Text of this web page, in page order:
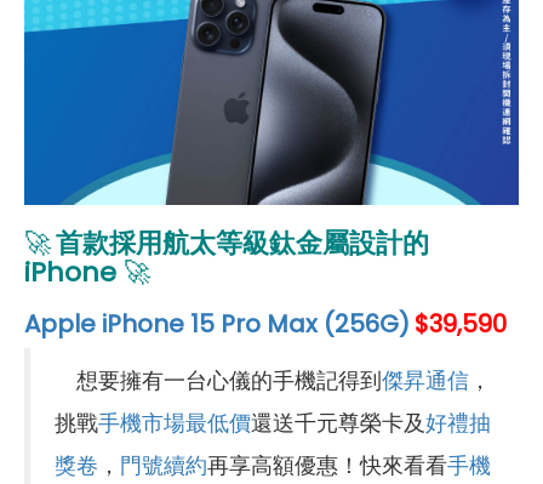
🚀首款採用航太等級鈦金屬設計的
iPhone 🚀
Apple iPhone 15 Pro Max (256G) $39,590
想要擁有一台心儀的手機記得到傑昇通信 ，
挑戰手機市場最低價還送千元尊榮卡及好禮抽
獎卷 ， 門號續約再享高額優惠！快來看看手機